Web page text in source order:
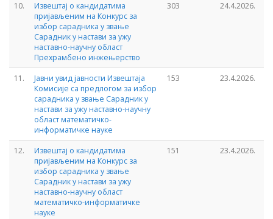
10.
Извештај о кандидатима
пријављеним на Конкурс за
избор сарадника у звање
Сарадник у настави за ужу
наставно-научну област
Прехрамбено инжењерство
303 24.4.2026.
11.
Јавни увид јавности Извештаја
Комисије са предлогом за избор
сарадника у звање Сарадник у
настави за ужу наставно-научну
област математичко-
информатичке науке
153 23.4.2026.
12.
Извештај о кандидатима
пријављеним на Конкурс за
избор сарадника у звање
Сарадник у настави за ужу
наставно-научну област
математичко-информатичке
науке
151 23.4.2026.